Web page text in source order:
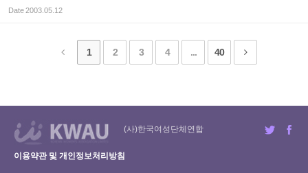
Date2003.05.12
1 2 3 4 ... 40
(사)한국여성단체연합
이용약관 및 개인정보처리방침